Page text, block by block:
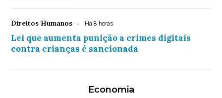
Direitos Humanos Há 8 horas
Lei que aumenta punição a crimes digitais
contra crianças é sancionada
Economia